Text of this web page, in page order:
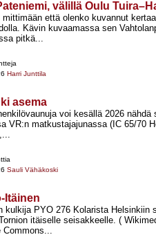
välillä Oulu
mittimään että olenko kuvannut
Kävin kuvaamassa sen
pitkä...
Harri Junttila
asema
voi kesällä 2026 nähdä
VR:n matkustajajunassa (IC 65/70
Sauli Vähäkoski
Itäinen
kulkija PYO 276 Kolarista Helsinkiin
itäiselle seisakkeelle. (
Commons...